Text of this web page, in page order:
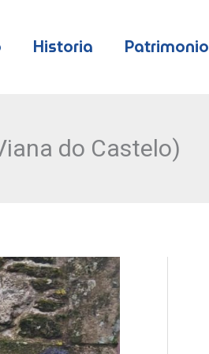
Historia Patrimonio
do Castelo)